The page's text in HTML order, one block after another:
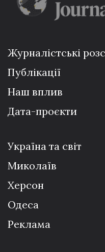
Журналістські
Публікації
Наш вплив
Дата-проєкти
Україна та світ
Миколаїв
Херсон
Одеса
Реклама